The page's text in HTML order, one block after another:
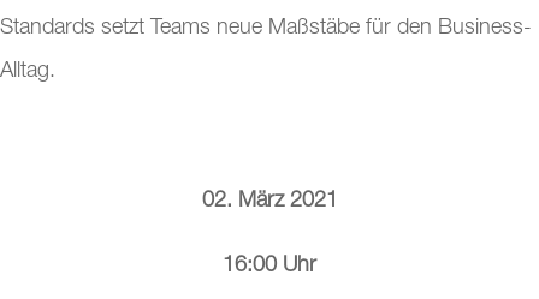
Standards setzt Teams neue Maßstäbe für den Business-
Alltag.
02. März 2021
16:00 Uhr